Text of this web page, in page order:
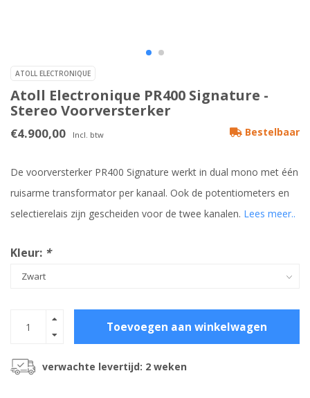
ATOLL ELECTRONIQUE
Atoll Electronique PR400 Signature -
Stereo Voorversterker
€4.900,00 Incl. btw Bestelbaar
De voorversterker PR400 Signature werkt in dual mono met één
ruisarme transformator per kanaal. Ook de potentiometers en
selectierelais zijn gescheiden voor de twee kanalen. Lees meer..
Kleur: *
Toevoegen aan winkelwagen
verwachte levertijd: 2 weken